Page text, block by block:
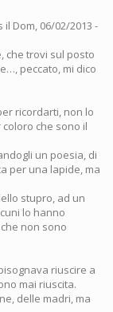
il Dom, 06/02/2013 -
che trovi sul posto
peccato, mi dico
ricordarti, non lo
che sono il
un poesia, di
per una lapide, ma
stupro, ad un
lo hanno
non sono
riuscire a
mai riuscita.
delle madri, ma